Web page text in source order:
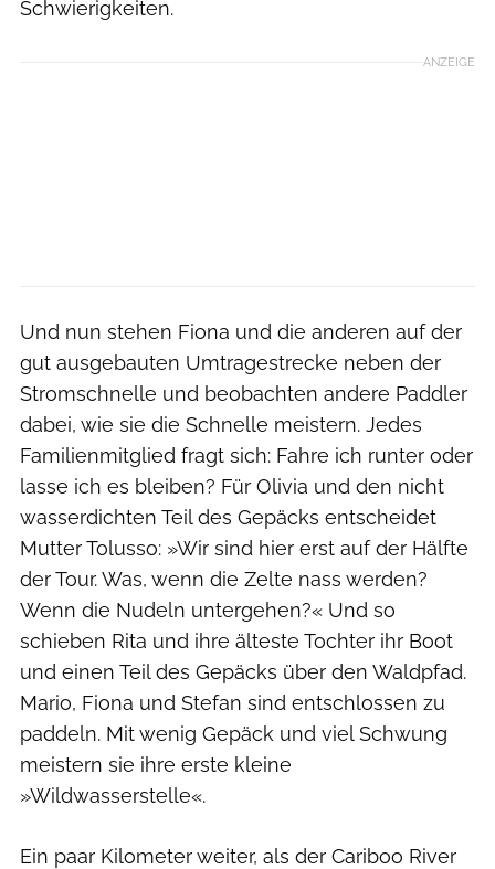
Schwierigkeiten.
ANZEIGE
Und nun stehen Fiona und die anderen auf der
gut ausgebauten Umtragestrecke neben der
Stromschnelle und beobachten andere Paddler
dabei, wie sie die Schnelle meistern. Jedes
Familienmitglied fragt sich: Fahre ich runter oder
lasse ich es bleiben? Für Olivia und den nicht
wasserdichten Teil des Gepäcks entscheidet
Mutter Tolusso: »Wir sind hier erst auf der Hälfte
der Tour. Was, wenn die Zelte nass werden?
Wenn die Nudeln untergehen?« Und so
schieben Rita und ihre älteste Tochter ihr Boot
und einen Teil des Gepäcks über den Waldpfad.
Mario, Fiona und Stefan sind entschlossen zu
paddeln. Mit wenig Gepäck und viel Schwung
meistern sie ihre erste kleine
»Wildwasserstelle«.
Ein paar Kilometer weiter, als der Cariboo River